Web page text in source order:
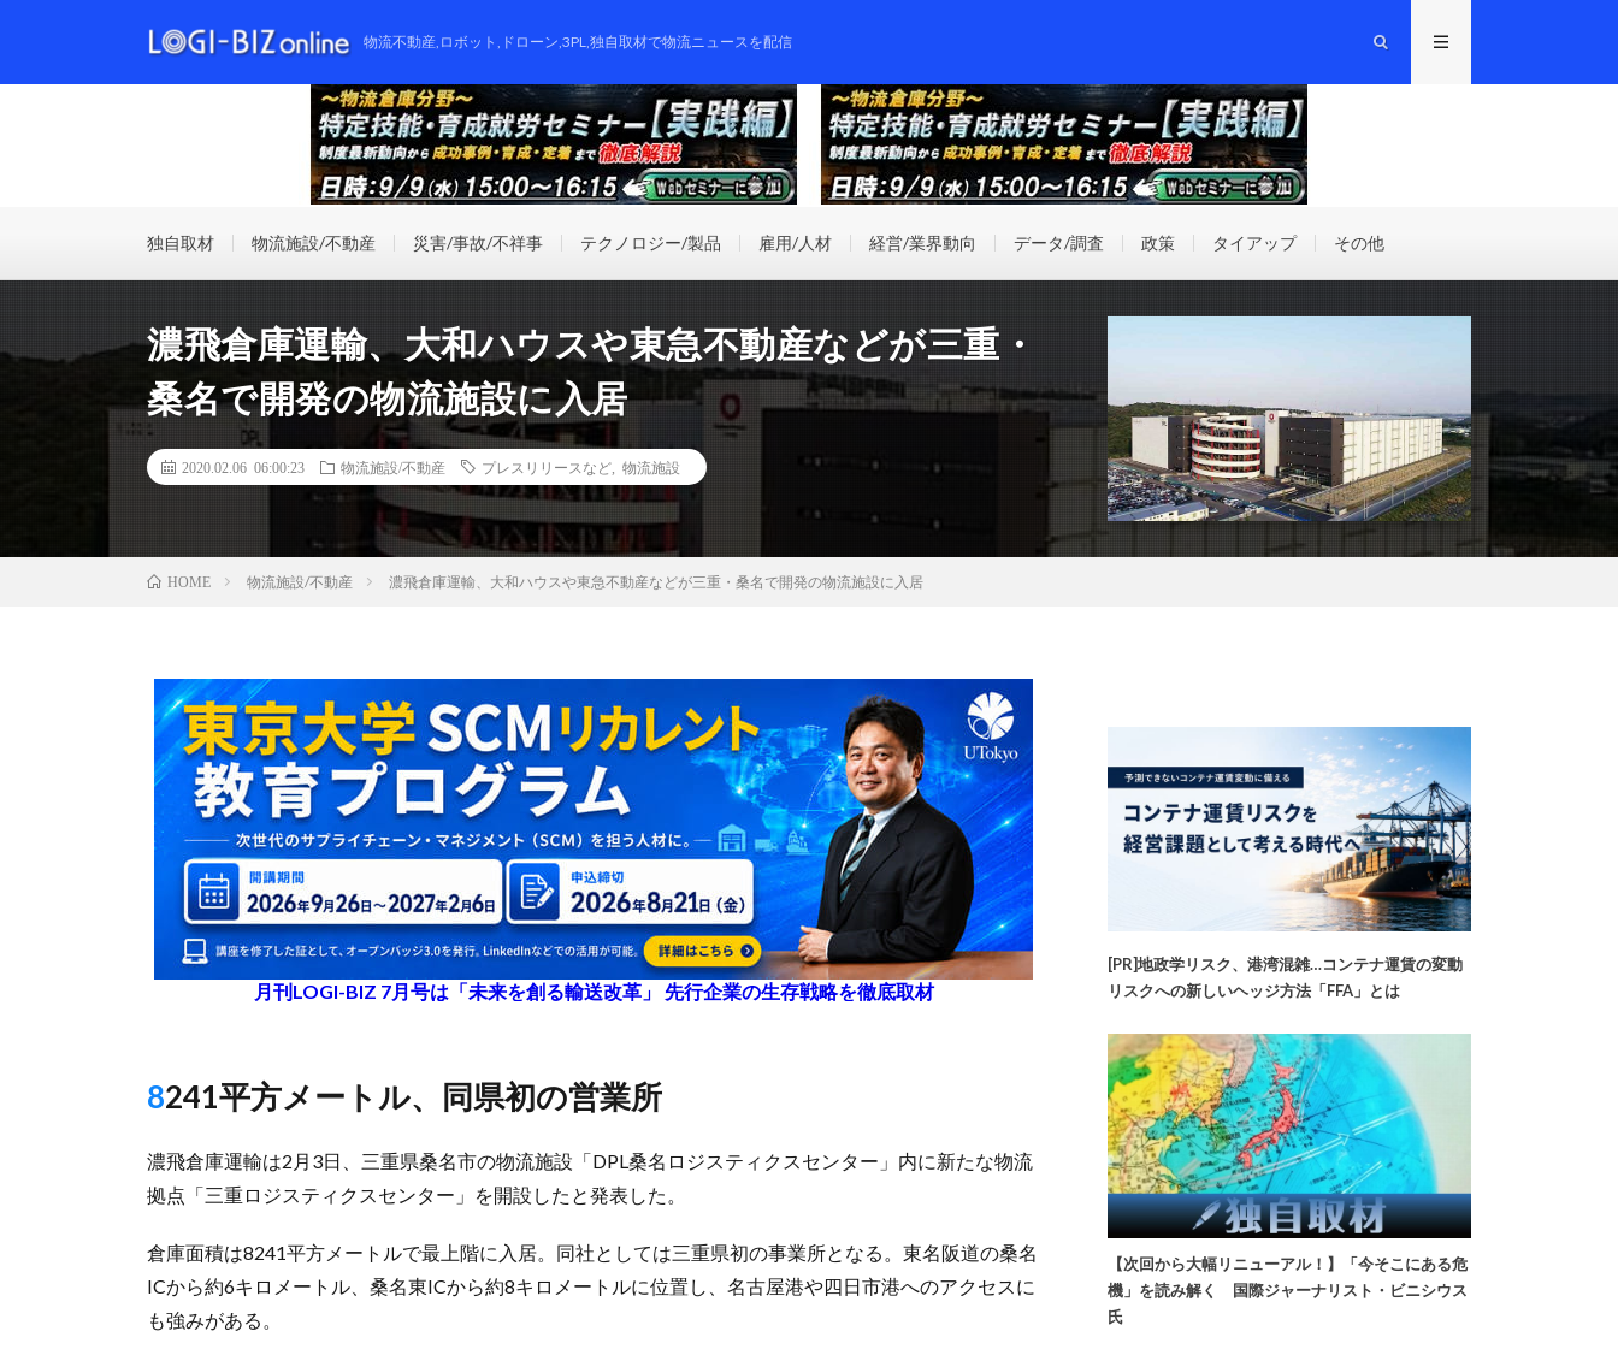
物流不動産,ロボット,ドローン,3PL,独自取材で物流ニュースを配信
独自取材 物流施設/不動産 災害/事故/不祥事 テクノロジー/製品 雇用/人材 経営/業界動向 データ/調査 政策 タイアップ その他
濃飛倉庫運輸、大和ハウスや東急不動産などが三重・
桑名で開発の物流施設に入居
2020.02.06 06:00:23 物流施設/不動産 プレスリリースなど 物流施設
HOME 物流施設/不動産 濃飛倉庫運輸、大和ハウスや東急不動産などが三重・桑名で開発の物流施設に入居
月刊LOGI-BIZ 7月号は「未来を創る輸送改革」 先行企業の生存戦略を徹底取材
8241平方メートル、同県初の営業所
濃飛倉庫運輸は2月3日、三重県桑名市の物流施設「DPL桑名ロジスティクスセンター」内に新たな物流
拠点「三重ロジスティクスセンター」を開設したと発表した。
倉庫面積は8241平方メートルで最上階に入居。同社としては三重県初の事業所となる。東名阪道の桑名
ICから約6キロメートル、桑名東ICから約8キロメートルに位置し、名古屋港や四日市港へのアクセスに
も強みがある。
[PR]地政学リスク、港湾混雑…コンテナ運賃の変動
リスクへの新しいヘッジ方法「FFA」とは
【次回から大幅リニューアル！】「今そこにある危
機」を読み解く 国際ジャーナリスト・ビニシウス
氏